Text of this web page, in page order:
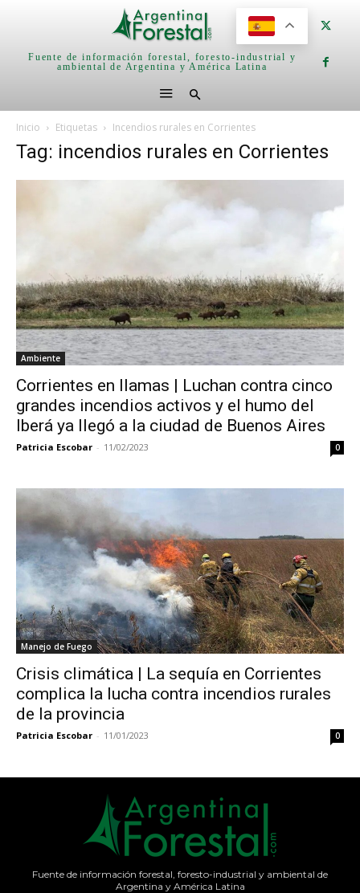
Fuente de información forestal, foresto-industrial y
ambiental de Argentina y América Latina
Inicio Etiquetas Incendios rurales en Corrientes
Tag: incendios rurales en Corrientes
Ambiente
Corrientes en llamas | Luchan contra cinco
grandes incendios activos y el humo del
Iberá ya llegó a la ciudad de Buenos Aires
Patricia Escobar - 11/02/2023 0
Manejo de Fuego
Crisis climática | La sequía en Corrientes
complica la lucha contra incendios rurales
de la provincia
Patricia Escobar - 11/01/2023 0
Fuente de información forestal, foresto-industrial y ambiental de
Argentina y América Latina